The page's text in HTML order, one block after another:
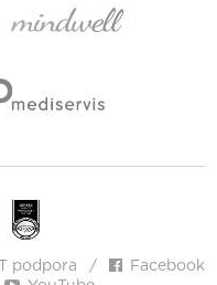
IT podpora
Facebook